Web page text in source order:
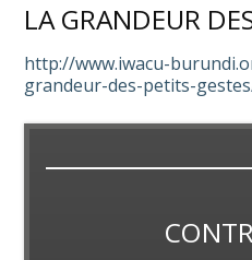
LA GRANDEUR
http://www.iwacu-
grandeur-des-petits-